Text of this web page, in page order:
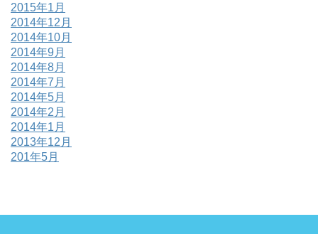
2015年1月
2014年12月
2014年10月
2014年9月
2014年8月
2014年7月
2014年5月
2014年2月
2014年1月
2013年12月
201年5月